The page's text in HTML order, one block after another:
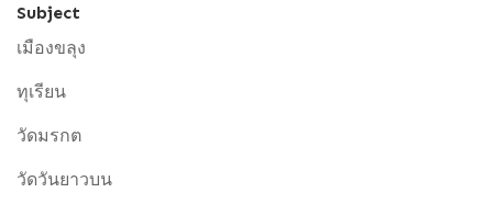
Subject
เมืองขลุง
ทุเรียน
วัดมรกต
วัดวันยาวบน